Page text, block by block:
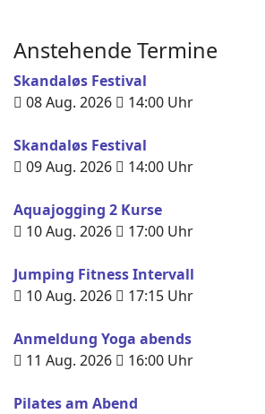
Anstehende Termine
Skandaløs Festival
08 Aug. 2026
14:00 Uhr
Skandaløs Festival
09 Aug. 2026
14:00 Uhr
Aquajogging 2 Kurse
10 Aug. 2026
17:00 Uhr
Jumping Fitness Intervall
10 Aug. 2026
17:15 Uhr
Anmeldung Yoga abends
11 Aug. 2026
16:00 Uhr
Pilates am Abend